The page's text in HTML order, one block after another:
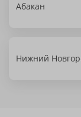
Абакан
Нижний